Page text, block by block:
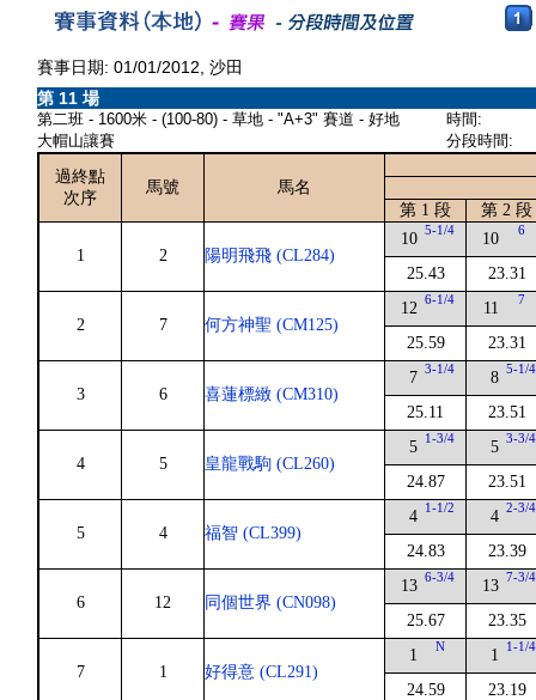
賽事日期: 01/01/2012, 沙田
第 11 場
第二班 - 1600米 - (100-80) - 草地 - "A+3" 賽道 - 好地
大帽山讓賽
時間:
分段時間:
過終點
次序
馬號
馬名
第 1 段
第 2 段
1 2 陽明飛飛 (CL284)
10 5-1/4
25.43
10 6
23.31
2 7 何方神聖 (CM125)
12 6-1/4
25.59
11 7
23.31
3 6 喜蓮標緻 (CM310)
7 3-1/4
25.11
8 5-1/4
23.51
4 5 皇龍戰駒 (CL260)
5 1-3/4
24.87
5 3-3/4
23.51
5 4 福智 (CL399)
4 1-1/2
24.83
4 2-3/4
23.39
6 12 同個世界 (CN098)
13 6-3/4
25.67
13 7-3/4
23.35
7 1 好得意 (CL291)
1 N
24.59
1 1-1/4
23.19